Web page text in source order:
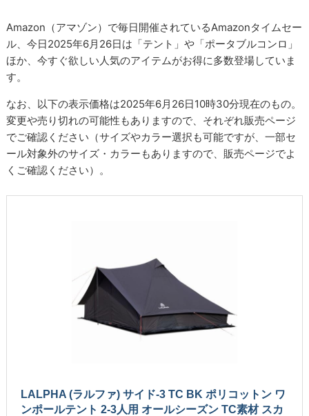
Amazon（アマゾン）で毎日開催されているAmazonタイムセー
ル、今日2025年6月26日は「テント」や「ポータブルコンロ」
ほか、今すぐ欲しい人気のアイテムがお得に多数登場していま
す。
なお、以下の表示価格は2025年6月26日10時30分現在のもの。
変更や売り切れの可能性もありますので、それぞれ販売ページ
でご確認ください（サイズやカラー選択も可能ですが、一部セ
ール対象外のサイズ・カラーもありますので、販売ページでよ
くご確認ください）。
LALPHA (ラルファ) サイド-3 TC BK ポリコットン ワ
ンポールテント 2-3人用 オールシーズン TC素材 スカ